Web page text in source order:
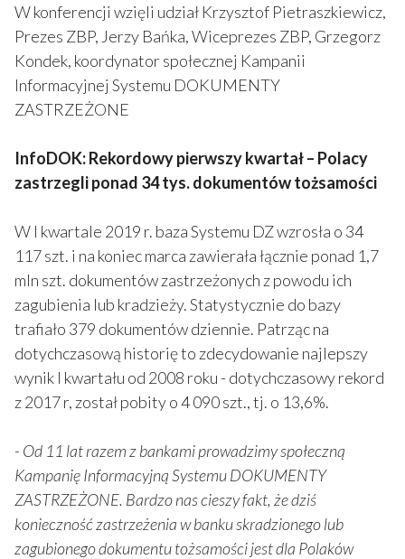
W konferencji wzięli udział Krzysztof Pietraszkiewicz,
Prezes ZBP, Jerzy Bańka, Wiceprezes ZBP, Grzegorz
Kondek, koordynator społecznej Kampanii
Informacyjnej Systemu DOKUMENTY
ZASTRZEŻONE
InfoDOK: Rekordowy pierwszy kwartał – Polacy
zastrzegli ponad 34 tys. dokumentów tożsamości
W I kwartale 2019 r. baza Systemu DZ wzrosła o 34
117 szt. i na koniec marca zawierała łącznie ponad 1,7
mln szt. dokumentów zastrzeżonych z powodu ich
zagubienia lub kradzieży. Statystycznie do bazy
trafiało 379 dokumentów dziennie. Patrząc na
dotychczasową historię to zdecydowanie najlepszy
wynik I kwartału od 2008 roku - dotychczasowy rekord
z 2017 r, został pobity o 4 090 szt., tj. o 13,6%.
- Od 11 lat razem z bankami prowadzimy społeczną
Kampanię Informacyjną Systemu DOKUMENTY
ZASTRZEŻONE. Bardzo nas cieszy fakt, że dziś
konieczność zastrzeżenia w banku skradzionego lub
zagubionego dokumentu tożsamości jest dla Polaków